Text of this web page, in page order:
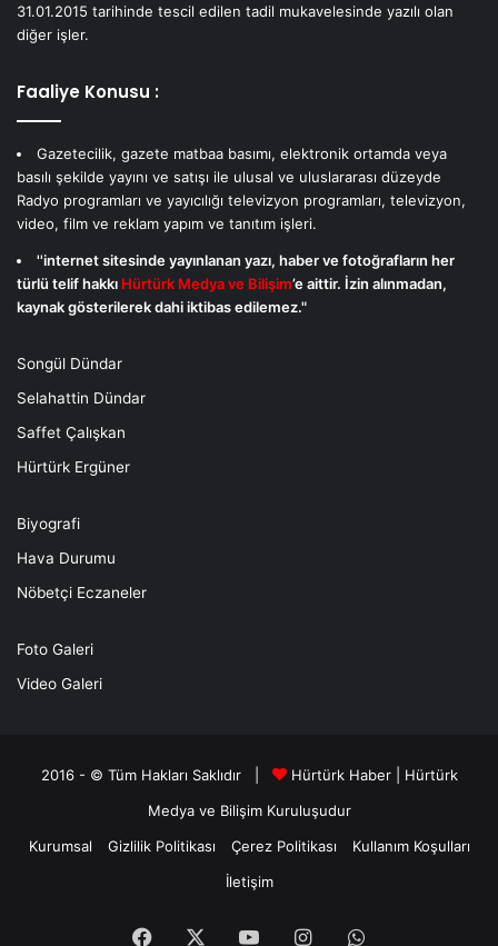
31.01.2015 tarihinde tescil edilen tadil mukavelesinde yazılı olan
diğer işler.
Faaliye Konusu :
Gazetecilik, gazete matbaa basımı, elektronik ortamda veya
basılı şekilde yayını ve satışı ile ulusal ve uluslararası düzeyde
Radyo programları ve yayıcılığı televizyon programları, televizyon,
video, film ve reklam yapım ve tanıtım işleri.
''internet sitesinde yayınlanan yazı, haber ve fotoğrafların her
türlü telif hakkı Hürtürk Medya ve Bilişim’e aittir. İzin alınmadan,
kaynak gösterilerek dahi iktibas edilemez."
Songül Dündar
Selahattin Dündar
Saffet Çalışkan
Hürtürk Ergüner
Biyografi
Hava Durumu
Nöbetçi Eczaneler
Foto Galeri
Video Galeri
2016 - © Tüm Hakları Saklıdır | Hürtürk Haber
Hürtürk
Medya ve BilişimKuruluşudur
Kurumsal
Gizlilik Politikası Çerez Politikası
Kullanım Koşulları
İletişim
Facebook YouTubeInstagramWhatsApp